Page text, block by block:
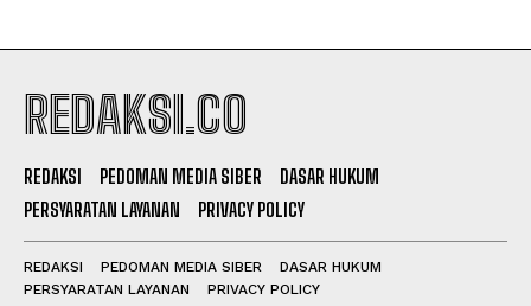
REDAKSI.CO
REDAKSI PEDOMAN MEDIA SIBER
DASAR HUKUM
PERSYARATAN LAYANAN
PRIVACY POLICY
REDAKSI PEDOMAN MEDIA SIBER
DASAR HUKUM
PERSYARATAN LAYANAN
PRIVACY POLICY